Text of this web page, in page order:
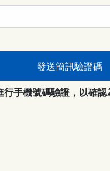
發送簡訊驗證碼
行手機號碼驗證，以確認